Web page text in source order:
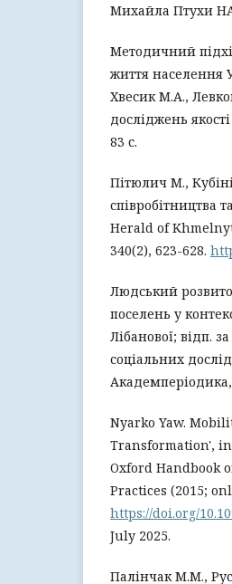
Михайла Птухи
Методичний
життя населення
Хвесик М.А.,
досліджень
83 с.
Пітюлич М.,
співробітництва
Herald of
340(2), 623-628.
Людський
поселень у
Лібанової; відп.
соціальних
Академперіодика,
Nyarko Yaw.
Transformation',
Oxford Handbook
Practices (2015;
https://doi.org/
July 2025.
Палінчак М.М.,